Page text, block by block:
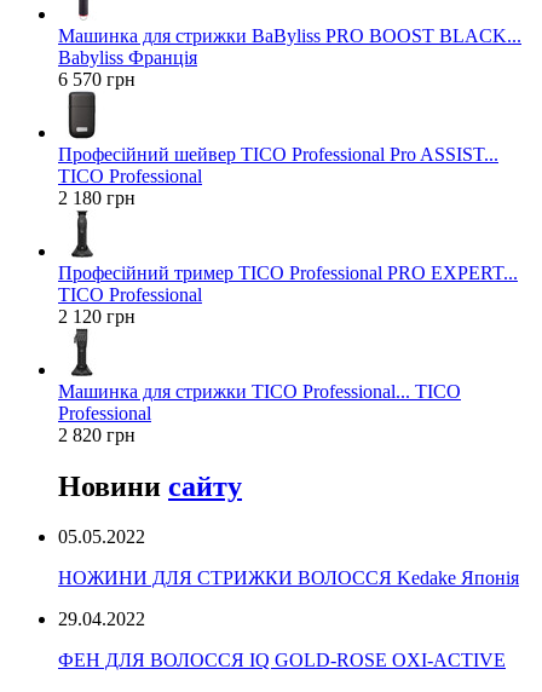
Машинка для стрижки BaByliss PRO BOOST BLACK...
Babyliss Франція
6 570 грн
Професійний шейвер TICO Professional Pro ASSIST...
TICO Professional
2 180 грн
Професійний тример TICO Professional PRO EXPERT...
TICO Professional
2 120 грн
Машинка для стрижки TICO Professional... TICO
Professional
2 820 грн
Новини сайту
05.05.2022
НОЖИНИ ДЛЯ СТРИЖКИ ВОЛОССЯ Kedake Японія
29.04.2022
ФЕН ДЛЯ ВОЛОССЯ IQ GOLD-ROSE OXI-ACTIVE